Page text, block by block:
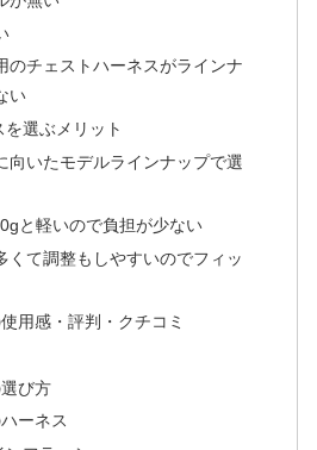
のチェストハーネスがラインナ
い
選ぶメリット
向いたモデルラインナップで選
と軽いので負担が少ない
くて調整もしやすいのでフィッ
用感・評判・クチコミ
び方
ーネス